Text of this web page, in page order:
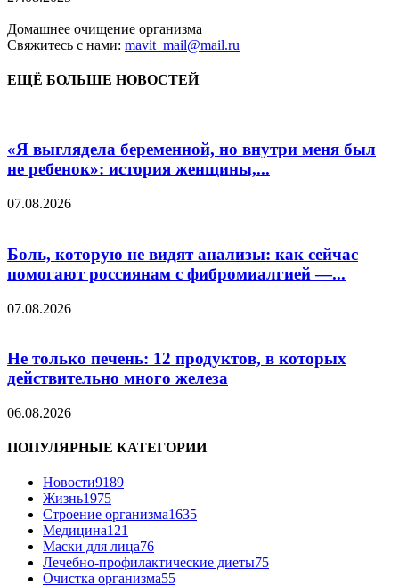
Домашнее очищение организма
Свяжитесь с нами: mavit_mail@mail.ru
ЕЩЁ БОЛЬШЕ НОВОСТЕЙ
«Я выглядела беременной, но внутри меня был
не ребенок»: история женщины,...
07.08.2026
Боль, которую не видят анализы: как сейчас
помогают россиянам с фибромиалгией —...
07.08.2026
Не только печень: 12 продуктов, в которых
действительно много железа
06.08.2026
ПОПУЛЯРНЫЕ КАТЕГОРИИ
Новости9189
Жизнь1975
Строение организма1635
Медицина121
Маски для лица76
Лечебно-профилактические диеты75
Очистка организма55